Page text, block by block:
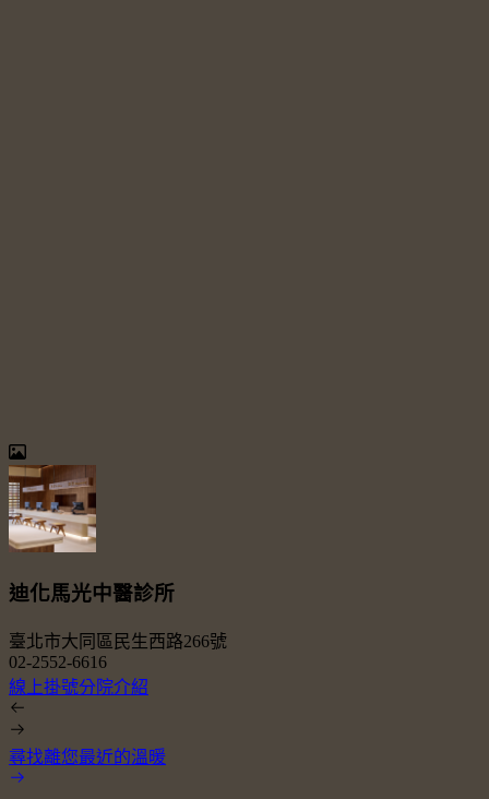
迪化馬光中醫診所
臺北市大同區民生西路266號
02-2552-6616
線上掛號分院介紹
尋找離您最近的溫暖